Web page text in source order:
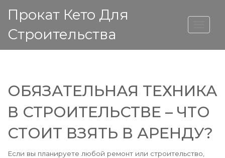
Прокат Кето Для
Строительства
ВЫСОТА ДОМА
ОБЯЗАТЕЛЬНАЯ ТЕХНИКА
В СТРОИТЕЛЬСТВЕ – ЧТО
СТОИТ ВЗЯТЬ В АРЕНДУ?
Если вы планируете любой ремонт или строительство,